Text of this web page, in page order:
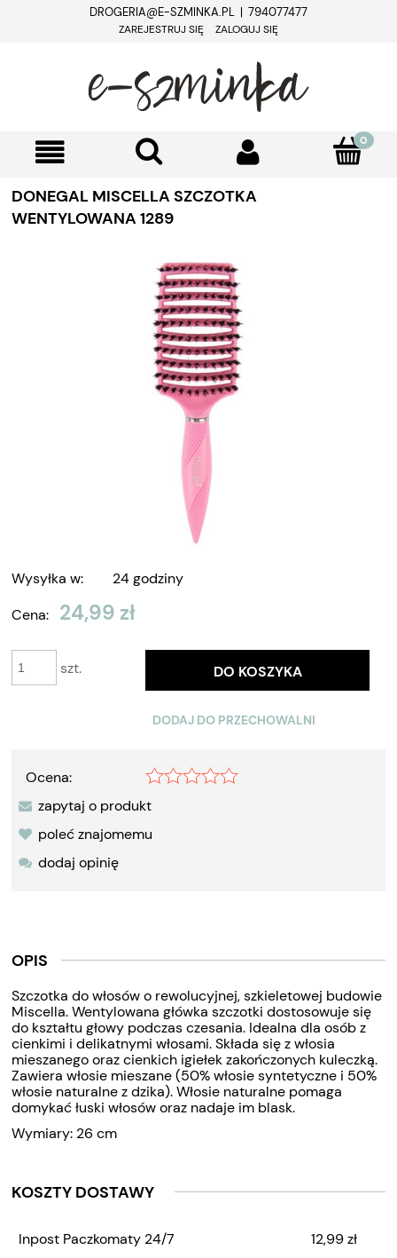
DROGERIA@E-SZMINKA.PL | 794077477
ZAREJESTRUJ SIĘ ZALOGUJ SIĘ
DONEGAL MISCELLA SZCZOTKA
WENTYLOWANA 1289
Wysyłka w:
24 godziny
Cena:
24,99 zł
szt. DO KOSZYKA
DODAJ DO PRZECHOWALNI
Ocena:
zapytaj o produkt
poleć znajomemu
dodaj opinię
OPIS
Szczotka do włosów o rewolucyjnej, szkieletowej budowie
Miscella. Wentylowana główka szczotki dostosowuje się
do kształtu głowy podczas czesania. Idealna dla osób z
cienkimi i delikatnymi włosami. Składa się z włosia
mieszanego oraz cienkich igiełek zakończonych kuleczką.
Zawiera włosie mieszane (50% włosie syntetyczne i 50%
włosie naturalne z dzika). Włosie naturalne pomaga
domykać łuski włosów oraz nadaje im blask.
Wymiary: 26 cm
KOSZTY DOSTAWY
EWENTUALNYCH KOSZTÓW
Inpost Paczkomaty 24/7 12,99 zł